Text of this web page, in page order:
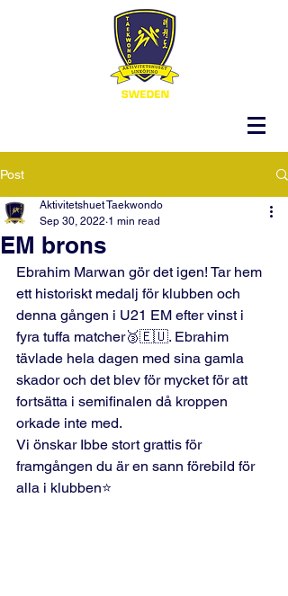
Post
EM brons
Aktivitetshuet Taekwondo
Sep 30, 2022 1 min read
Ebrahim Marwan gör det igen! Tar hem
ett historiskt medalj för klubben och
denna gången i U21 EM efter vinst i
fyra tuffa matcher🥉🇪🇺. Ebrahim
tävlade hela dagen med sina gamla
skador och det blev för mycket för att
fortsätta i semifinalen då kroppen
orkade inte med.
Vi önskar Ibbe stort grattis för
framgången du är en sann förebild för
alla i klubben⭐️